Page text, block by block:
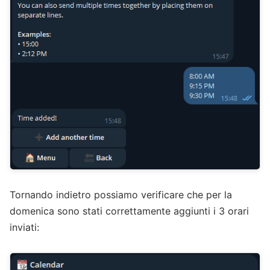
Tornando indietro possiamo verificare che per la
domenica sono stati correttamente aggiunti i 3 orari
inviati: